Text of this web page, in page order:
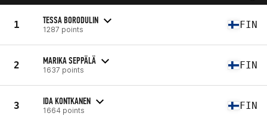
1 TESSA BORODULIN
1287 points FIN
2 MARIKA SEPPÄLÄ
1637 points FIN
3 IDA KONTKANEN
1664 points FIN